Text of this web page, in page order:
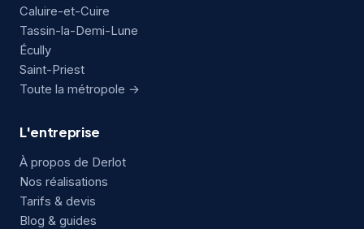
Caluire-et-Cuire
Tassin-la-Demi-Lune
Écully
Saint-Priest
Toute la métropole →
L'entreprise
À propos de Derlot
Nos réalisations
Tarifs & devis
Blog & guides